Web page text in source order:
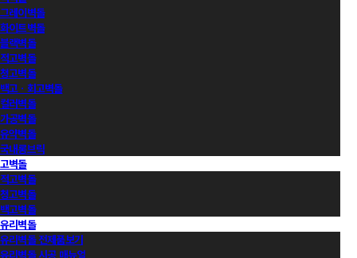
그레이벽돌
화이트벽돌
블랙벽돌
적고벽돌
청고벽돌
백고ㆍ회고벽돌
컬러벽돌
가공벽돌
유약벽돌
국내롱브릭
고벽돌
적고벽돌
청고벽돌
백고벽돌
유리벽돌
유리벽돌 전제품보기
유리벽돌 시공 매뉴얼